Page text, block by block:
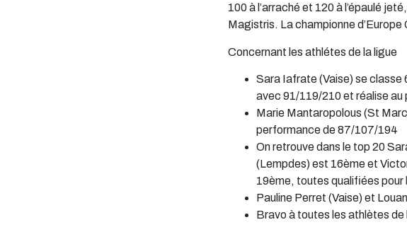
100 à l’arraché et 120 à l’épaulé
Magistris. La championne d’Europe
Concernant les athlétes de la ligue
Sara Iafrate (Vaise) se classe
avec 91/119/210 et réalise au
Marie Mantaropolous (St
performance de 87/107/194
On retrouve dans le top 20
(Lempdes) est 16ème et
19ème, toutes qualifiées
Pauline Perret (Vaise) et
Bravo à toutes les athlètes de